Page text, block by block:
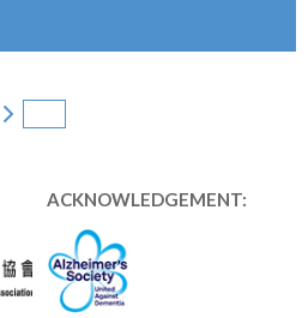
ACKNOWLEDGEMENT: